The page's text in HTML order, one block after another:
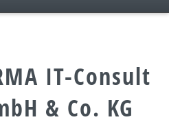
IT-Consult
& Co. KG